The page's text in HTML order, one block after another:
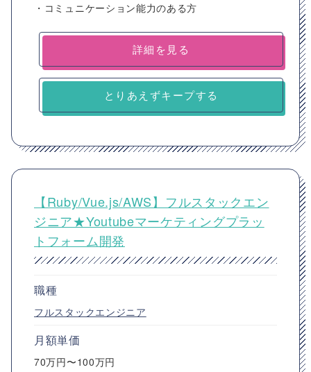
・コミュニケーション能力のある方
詳細を見る
とりあえずキープする
【Ruby/Vue.js/AWS】フルスタックエン
ジニア★Youtubeマーケティングプラッ
トフォーム開発
職種
フルスタックエンジニア
月額単価
70万円〜100万円